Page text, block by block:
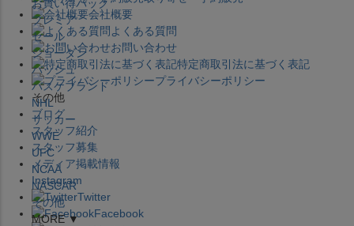
会社概要
よくある質問
お問い合わせ
特定商取引法に基づく表記
プライバシーポリシー
その他
ブログ
スタッフ紹介
スタッフ募集
メディア掲載情報
Instagram
Twitter
Facebook
お買い得パック
プレミア
セール
ジョーダン
バッシュ
バスケブランド
NHL
サッカー
WWE
UFC
NCAA
NASCAR
その他
MORE ▼